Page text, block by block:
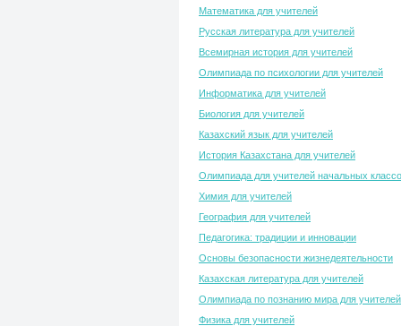
Математика для учителей
Русская литература для учителей
Всемирная история для учителей
Олимпиада по психологии для учителей
Информатика для учителей
Биология для учителей
Казахский язык для учителей
История Казахстана для учителей
Олимпиада для учителей начальных
Химия для учителей
География для учителей
Педагогика: традиции и инновации
Основы безопасности жизнедеятельности
Казахская литература для учителей
Олимпиада по познанию мира для учителей
Физика для учителей